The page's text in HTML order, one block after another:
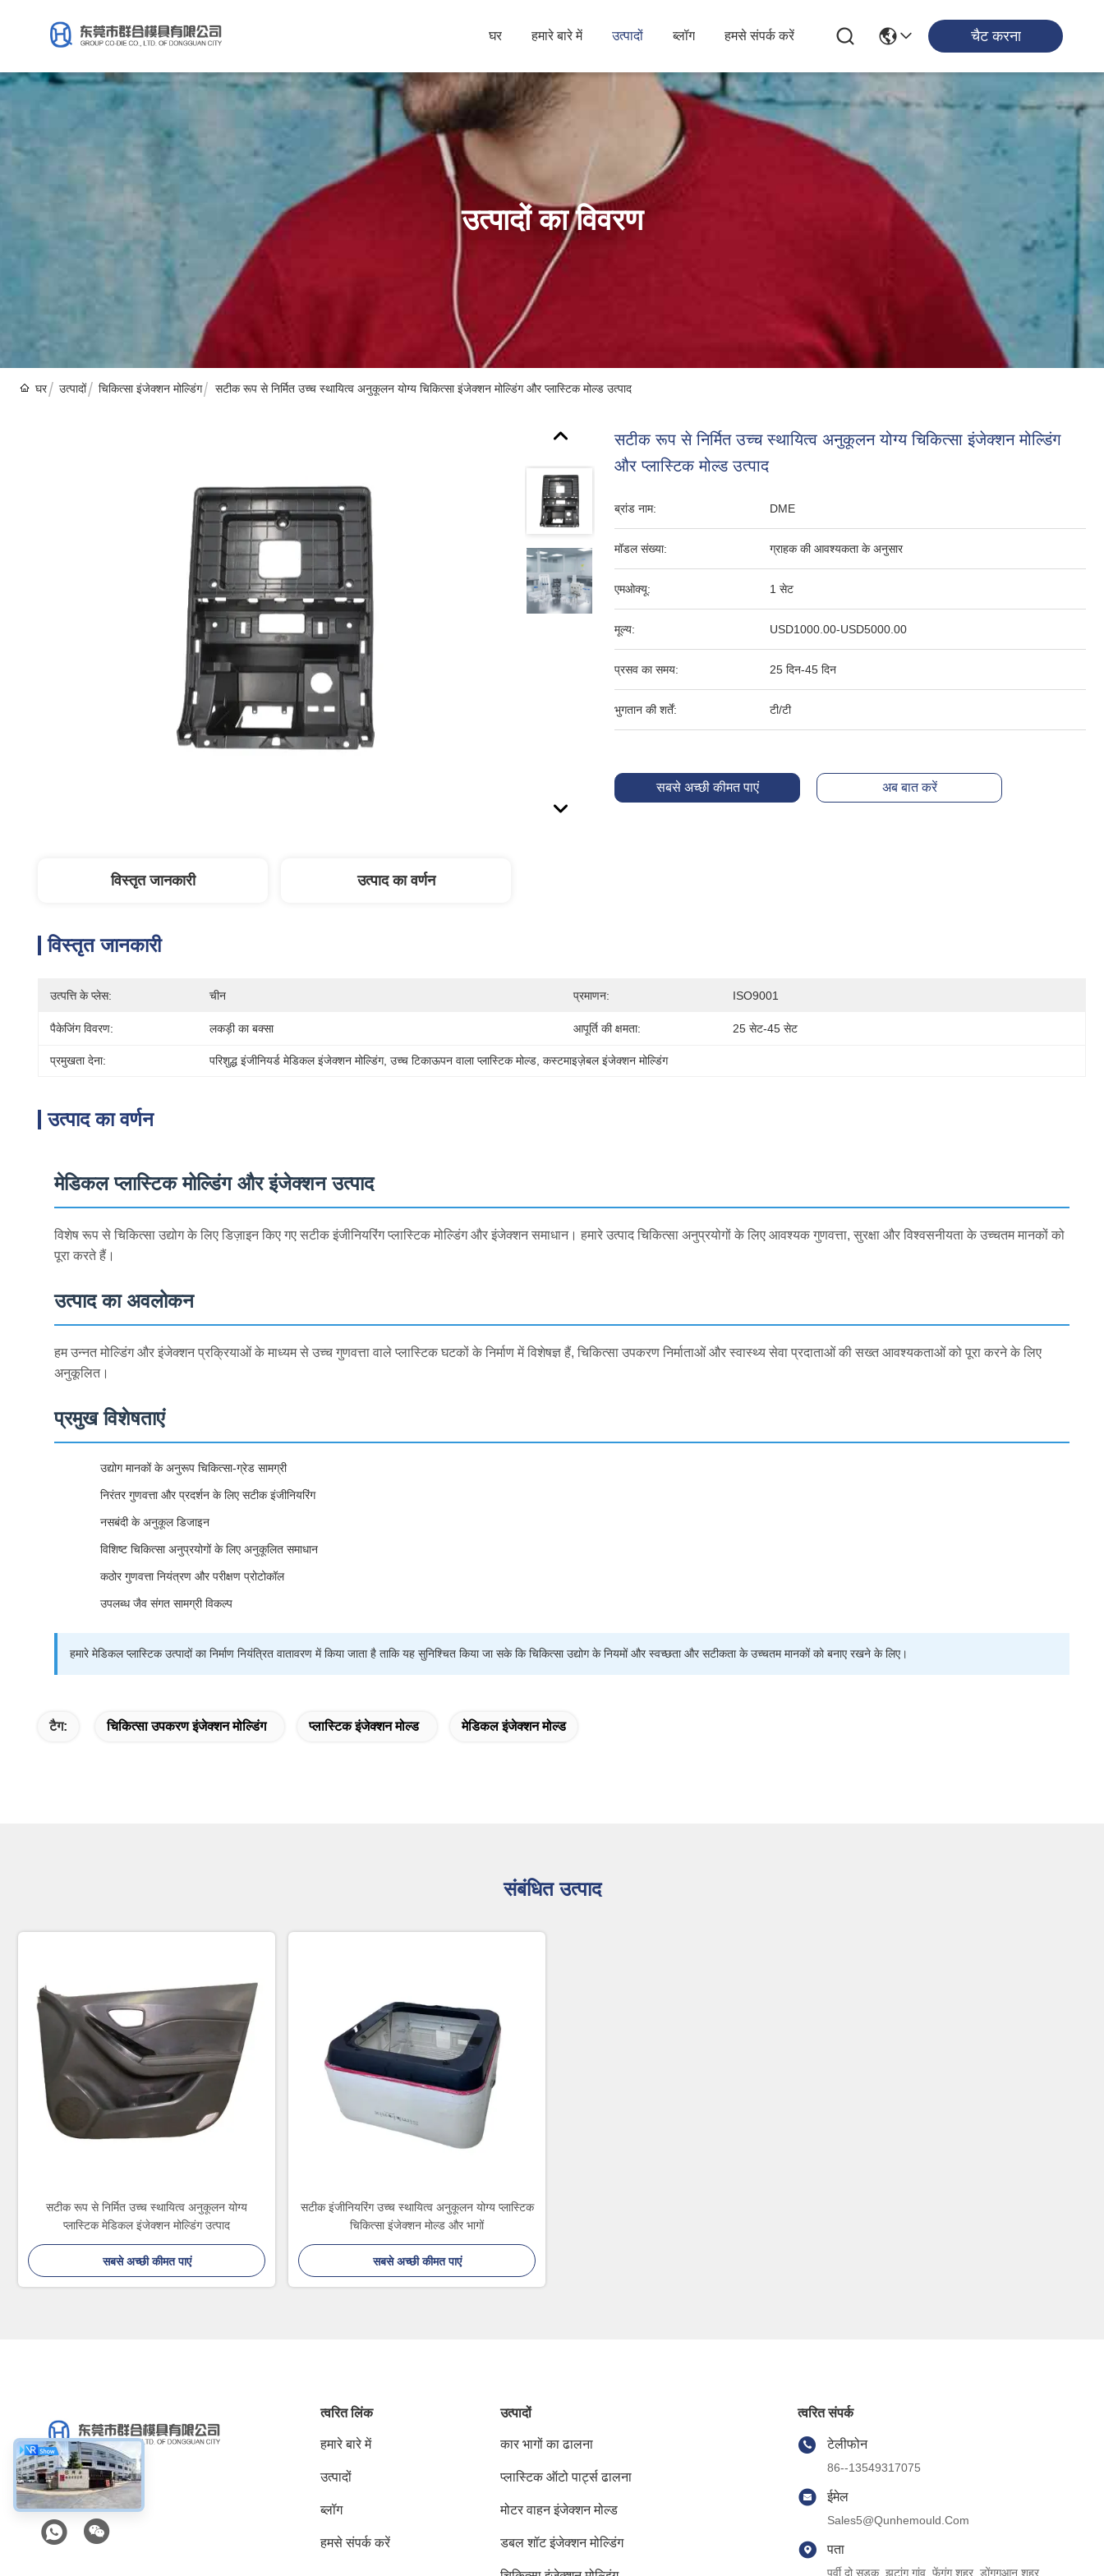
घर हमारे बारे में उत्पादों ब्लॉग हमसे संपर्क करें चैट करना
उत्पादों का विवरण
घर उत्पादों चिकित्सा इंजेक्शन मोल्डिंग सटीक रूप से निर्मित उच्च स्थायित्व अनुकूलन योग्य चिकित्सा इंजेक्शन मोल्डिंग और प्लास्टिक मोल्ड उत्पाद
सटीक रूप से निर्मित उच्च स्थायित्व अनुकूलन योग्य चिकित्सा इंजेक्शन मोल्डिंग
और प्लास्टिक मोल्ड उत्पाद
ब्रांड नाम: DME
मॉडल संख्या: ग्राहक की आवश्यकता के अनुसार
एमओक्यू: 1 सेट
मूल्य: USD1000.00-USD5000.00
प्रसव का समय: 25 दिन-45 दिन
भुगतान की शर्तें: टी/टी
सबसे अच्छी कीमत पाएं अब बात करें
विस्तृत जानकारी उत्पाद का वर्णन
विस्तृत जानकारी
उत्पत्ति के प्लेस: चीन प्रमाणन: ISO9001
पैकेजिंग विवरण: लकड़ी का बक्सा आपूर्ति की क्षमता: 25 सेट-45 सेट
प्रमुखता देना: परिशुद्ध इंजीनियर्ड मेडिकल इंजेक्शन मोल्डिंग, उच्च टिकाऊपन वाला प्लास्टिक मोल्ड कस्टमाइज़ेबल इंजेक्शन मोल्डिंग
उत्पाद का वर्णन
मेडिकल प्लास्टिक मोल्डिंग और इंजेक्शन उत्पाद
विशेष रूप से चिकित्सा उद्योग के लिए डिज़ाइन किए गए सटीक इंजीनियरिंग प्लास्टिक मोल्डिंग और इंजेक्शन समाधान। हमारे उत्पाद चिकित्सा अनुप्रयोगों के लिए आवश्यक गुणवत्ता, सुरक्षा और विश्वसनीयता के उच्चतम मानकों को
पूरा करते हैं।
उत्पाद का अवलोकन
हम उन्नत मोल्डिंग और इंजेक्शन प्रक्रियाओं के माध्यम से उच्च गुणवत्ता वाले प्लास्टिक घटकों के निर्माण में विशेषज्ञ हैं, चिकित्सा उपकरण निर्माताओं और स्वास्थ्य सेवा प्रदाताओं की सख्त आवश्यकताओं को पूरा करने के लिए
अनुकूलित।
प्रमुख विशेषताएं
उद्योग मानकों के अनुरूप चिकित्सा-ग्रेड सामग्री
निरंतर गुणवत्ता और प्रदर्शन के लिए सटीक इंजीनियरिंग
नसबंदी के अनुकूल डिजाइन
विशिष्ट चिकित्सा अनुप्रयोगों के लिए अनुकूलित समाधान
कठोर गुणवत्ता नियंत्रण और परीक्षण प्रोटोकॉल
उपलब्ध जैव संगत सामग्री विकल्प
हमारे मेडिकल प्लास्टिक उत्पादों का निर्माण नियंत्रित वातावरण में किया जाता है ताकि यह सुनिश्चित किया जा सके कि चिकित्सा उद्योग के नियमों और स्वच्छता और सटीकता के उच्चतम मानकों को बनाए रखने के लिए।
टैग: चिकित्सा उपकरण इंजेक्शन मोल्डिंग प्लास्टिक इंजेक्शन मोल्ड मेडिकल इंजेक्शन मोल्ड
संबंधित उत्पाद
सटीक रूप से निर्मित उच्च स्थायित्व अनुकूलन योग्य
प्लास्टिक मेडिकल इंजेक्शन मोल्डिंग उत्पाद
सबसे अच्छी कीमत पाएं
सटीक इंजीनियरिंग उच्च स्थायित्व अनुकूलन योग्य प्लास्टिक
चिकित्सा इंजेक्शन मोल्ड और भागों
सबसे अच्छी कीमत पाएं
सोशल मीडिया
त्वरित लिंक
हमारे बारे में
उत्पादों
ब्लॉग
हमसे संपर्क करें
उत्पादों
कार भागों का ढालना
प्लास्टिक ऑटो पार्ट्स ढालना
मोटर वाहन इंजेक्शन मोल्ड
डबल शॉट इंजेक्शन मोल्डिंग
त्वरित संपर्क
टेलीफोन
86--13549317075
ईमेल
Sales5@qunhemould.com
पता
पूर्वी दो सड़क, झुटांग गांव, फेंगंग शहर, डोंगगुआन शहर